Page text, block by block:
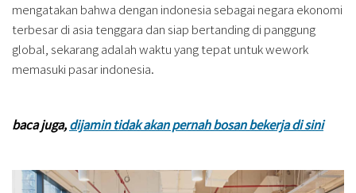
mengatakan bahwa dengan indonesia sebagai negara ekonomi
terbesar di asia tenggara dan siap bertanding di panggung
global, sekarang adalah waktu yang tepat untuk wework
memasuki pasar indonesia.
baca juga,dijamin tidak akan pernah bosan bekerja di sini